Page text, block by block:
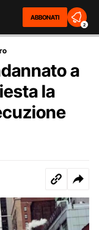
ABBONATI
2
a
la